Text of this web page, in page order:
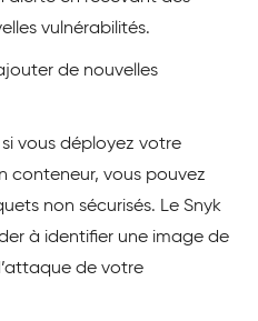
vulnérabilités.
de nouvelles
vous déployez votre
conteneur, vous pouvez
non sécurisés. Le Snyk
à identifier une image de
de votre